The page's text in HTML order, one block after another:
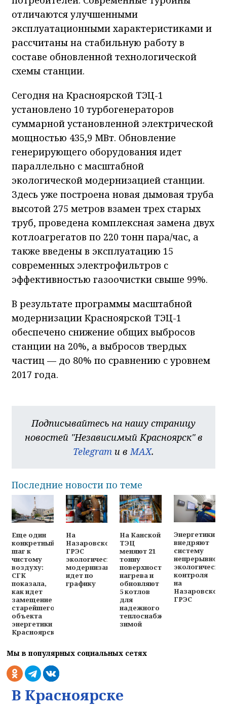
отличаются улучшенными
эксплуатационными характеристиками и
рассчитаны на стабильную работу в
составе обновленной технологической
схемы станции.
Сегодня на Красноярской ТЭЦ-1
установлено 10 турбогенераторов
суммарной установленной электрической
мощностью 435,9 МВт. Обновление
генерирующего оборудования идет
параллельно с масштабной
экологической модернизацией станции.
Здесь уже построена новая дымовая труба
высотой 275 метров взамен трех старых
труб, проведена комплексная замена двух
котлоагрегатов по 220 тонн пара/час, а
также введены в эксплуатацию 15
современных электрофильтров с
эффективностью газоочистки свыше 99%.
В результате программы масштабной
модернизации Красноярской ТЭЦ-1
обеспечено снижение общих выбросов
станции на 20%, а выбросов твердых
частиц — до 80% по сравнению с уровнем
2017 года.
Подписывайтесь на нашу страницу
новостей "Независимый Красноярск" в
Telegram и в MAX.
Последние новости по теме
Еще один
конкретный
шаг к
чистому
воздуху:
СГК
показала,
как идет
замещение
старейшего
объекта
энергетики
Красноярска
На
Назаровской
ГРЭС
экологическая
модернизация
идет по
графику
На Канской
ТЭЦ
меняют 21
тонну
поверхностей
нагрева и
обновляют
5 котлов
для
надежного
теплоснабжения
зимой
Энергетики
внедряют
систему
непрерывного
контроля
на
Назаровской
ГРЭС
Мы в популярных социальных сетях
В Красноярске